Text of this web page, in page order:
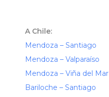
A Chile:
Mendoza – Santiago
Mendoza – Valparaíso
Mendoza – Viña del Mar
Bariloche – Santiago